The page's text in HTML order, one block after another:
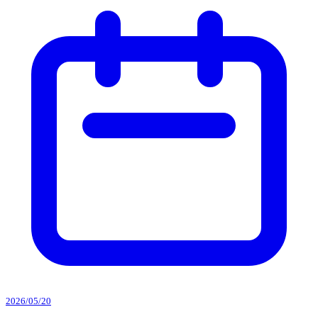
2026/05/20